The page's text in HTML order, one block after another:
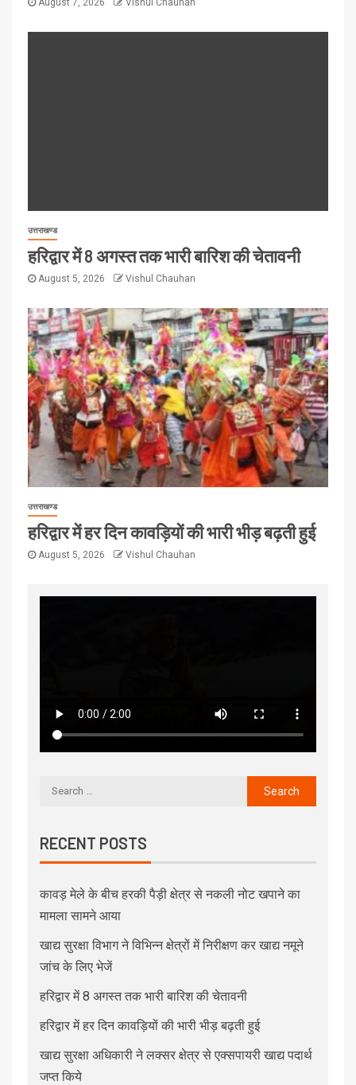
August 7, 2026 Vishul Chauhan
उत्तराखण्ड
हरिद्वार में 8 अगस्त तक भारी बारिश की चेतावनी
August 5, 2026 Vishul Chauhan
उत्तराखण्ड
हरिद्वार में हर दिन कावड़ियों की भारी भीड़ बढ़ती हुई
August 5, 2026 Vishul Chauhan
RECENT POSTS
कावड़ मेले के बीच हरकी पैड़ी क्षेत्र से नकली नोट खपाने का
मामला सामने आया
खाद्य सुरक्षा विभाग ने विभिन्न क्षेत्रों में निरीक्षण कर खाद्य नमूने
जांच के लिए भेजें
हरिद्वार में 8 अगस्त तक भारी बारिश की चेतावनी
हरिद्वार में हर दिन कावड़ियों की भारी भीड़ बढ़ती हुई
खाद्य सुरक्षा अधिकारी ने लक्सर क्षेत्र से एक्सपायरी खाद्य पदार्थ
जप्त किये